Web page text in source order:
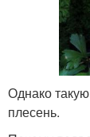
Однако
плесень.